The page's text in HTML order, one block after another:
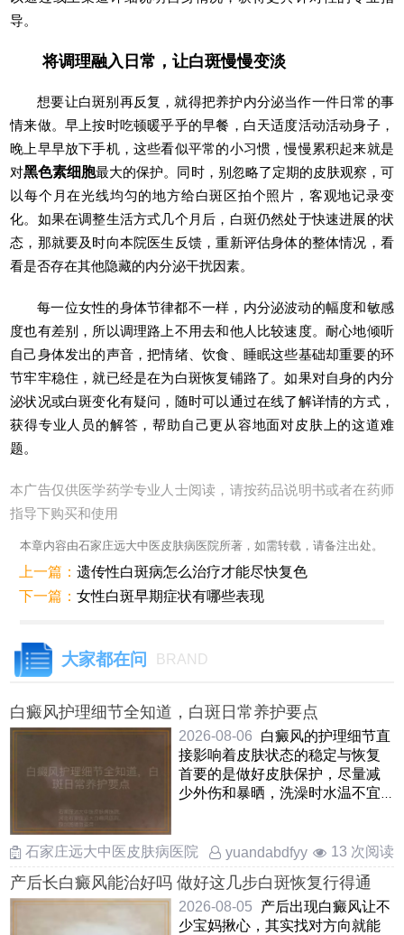
导。
将调理融入日常，让白斑慢慢变淡
想要让白斑别再反复，就得把养护内分泌当作一件日常的事
情来做。早上按时吃顿暖乎乎的早餐，白天适度活动活动身子，
晚上早早放下手机，这些看似平常的小习惯，慢慢累积起来就是
对黑色素细胞最大的保护。同时，别忽略了定期的皮肤观察，可
以每个月在光线均匀的地方给白斑区拍个照片，客观地记录变
化。如果在调整生活方式几个月后，白斑仍然处于快速进展的状
态，那就要及时向本院医生反馈，重新评估身体的整体情况，看
看是否存在其他隐藏的内分泌干扰因素。
每一位女性的身体节律都不一样，内分泌波动的幅度和敏感
度也有差别，所以调理路上不用去和他人比较速度。耐心地倾听
自己身体发出的声音，把情绪、饮食、睡眠这些基础却重要的环
节牢牢稳住，就已经是在为白斑恢复铺路了。如果对自身的内分
泌状况或白斑变化有疑问，随时可以通过在线了解详情的方式，
获得专业人员的解答，帮助自己更从容地面对皮肤上的这道难
题。
本广告仅供医学药学专业人士阅读，请按药品说明书或者在药师
指导下购买和使用
本章内容由石家庄远大中医皮肤病医院所著，如需转载，请备注出处。
上一篇：遗传性白斑病怎么治疗才能尽快复色
下一篇：女性白斑早期症状有哪些表现
大家都在问 BRAND
白癜风护理细节全知道，白斑日常养护要点
2026-08-06
白癜风的护理细节直
接影响着皮肤状态的稳定与恢复
首要的是做好皮肤保护，尽量减
少外伤和暴晒，洗澡时水温不宜
石家庄远大中医皮肤病医院 yuandabdfyy 13 次阅读
产后长白癜风能治好吗 做好这几步白斑恢复行得通
2026-08-05
产后出现白癜风让不
少宝妈揪心，其实找对方向就能